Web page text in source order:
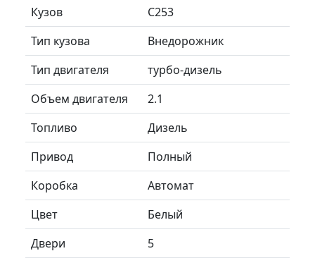
Кузов
C253
Тип кузова
Внедорожник
Тип двигателя
турбо-дизель
Объем двигателя
2.1
Топливо
Дизель
Привод
Полный
Коробка
Автомат
Цвет
Белый
Двери
5